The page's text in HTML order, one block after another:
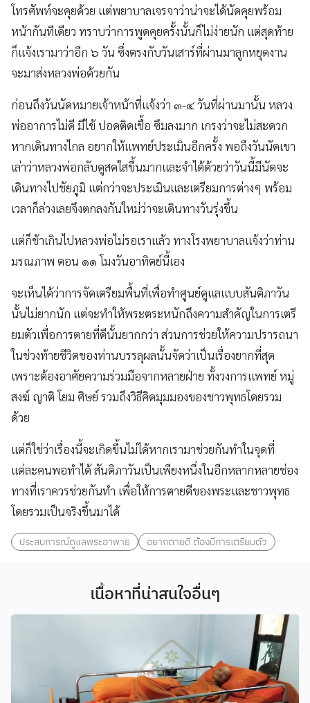
โทรศัพท์จะคุยด้วย แต่พยาบาลเจรจาว่าน่าจะได้นัดคุยพร้อม
หน้ากันทีเดียว ทราบว่าการพูดคุยครั้งนั้นก็ไม่ง่ายนัก แต่สุดท้าย
ก็แจ้งเรามาว่าอีก ๖ วัน ซึ่งตรงกับวันเสาร์ที่ผ่านมาลูกหยุดงาน
จะมาส่งหลวงพ่อด้วยกัน
ก่อนถึงวันนัดหมายเจ้าหน้าที่แจ้งว่า ๓-๔ วันที่ผ่านมานั้น หลวง
พ่ออาการไม่ดี มีไข้ ปอดติดเชื้อ ซึมลงมาก เกรงว่าจะไม่สะดวก
หากเดินทางไกล อยากให้แพทย์ประเมินอีกครั้ง พอถึงวันนัดเขา
เล่าว่าหลวงพ่อกลับดูสดใสขึ้นมากและจำได้ด้วยว่าวันนี้มีนัดจะ
เดินทางไปชัยภูมิ แต่กว่าจะประเมินและเตรียมการต่างๆ พร้อม
เวลาก็ล่วงเลยจึงตกลงกันใหม่ว่าจะเดินทางวันรุ่งขึ้น
แต่ก็ช้าเกินไปหลวงพ่อไม่รอเราแล้ว ทางโรงพยาบาลแจ้งว่าท่าน
มรณภาพ ตอน ๑๑ โมงวันอาทิตย์นี้เอง
จะเห็นได้ว่าการจัดเตรียมพื้นที่เพื่อทำศูนย์ดูแลแบบสันติภาวัน
นั้นไม่ยากนัก แต่จะทำให้พระตระหนักถึงความสำคัญในการเตรี
ยมตัวเพื่อการตายที่ดีนั้นยากกว่า ส่วนการช่วยให้ความปรารถนา
ในช่วงท้ายชีวิตของท่านบรรลุผลนั้นจัดว่าเป็นเรื่องยากที่สุด
เพราะต้องอาศัยความร่วมมือจากหลายฝ่าย ทั้งวงการแพทย์ หมู่
สงฆ์ ญาติ โยม ศิษย์ รวมถึงวิธีคิดมุมมองของชาวพุทธโดยรวม
ด้วย
แต่ก็ใช่ว่าเรื่องนี้จะเกิดขึ้นไม่ได้หากเรามาช่วยกันทำในจุดที่
แต่ละคนพอทำได้ สันติภาวันเป็นเพียงหนึ่งในอีกหลากหลายช่อง
ทางที่เราควรช่วยกันทำ เพื่อให้การตายดีของพระและชาวพุทธ
โดยรวมเป็นจริงขึ้นมาได้
ประสบการณ์ดูแลพระอาพาธ อยากตายดี ต้องมีการเตรียมตัว
เนื้อหาที่น่าสนใจอื่นๆ